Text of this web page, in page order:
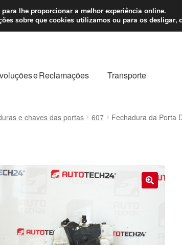
7 EUR
e Reclamações Transporte
e chaves das portas 607 Fechadura da Porta
lhe proporcionar a melhor experiência online.
sobre que cookies utilizamos ou para os desligar,